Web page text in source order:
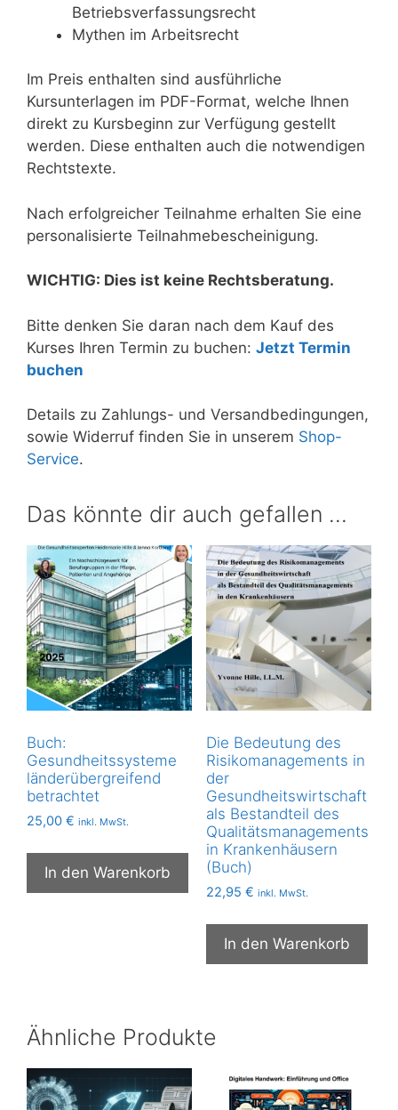
Betriebsverfassungsrecht
Mythen im Arbeitsrecht
Im Preis enthalten sind ausführliche
Kursunterlagen im PDF-Format, welche Ihnen
direkt zu Kursbeginn zur Verfügung gestellt
werden. Diese enthalten auch die notwendigen
Rechtstexte.
Nach erfolgreicher Teilnahme erhalten Sie eine
personalisierte Teilnahmebescheinigung.
WICHTIG: Dies ist keine Rechtsberatung.
Bitte denken Sie daran nach dem Kauf des
Kurses Ihren Termin zu buchen: Jetzt Termin
buchen
Details zu Zahlungs- und Versandbedingungen,
sowie Widerruf finden Sie in unserem Shop-
Service.
Das könnte dir auch gefallen …
Buch:
Gesundheitssysteme
länderübergreifend
betrachtet
25,00 € inkl. MwSt.
In den Warenkorb
Die Bedeutung des
Risikomanagements in
der
Gesundheitswirtschaft
als Bestandteil des
Qualitätsmanagements
in Krankenhäusern
(Buch)
22,95 € inkl. MwSt.
In den Warenkorb
Ähnliche Produkte